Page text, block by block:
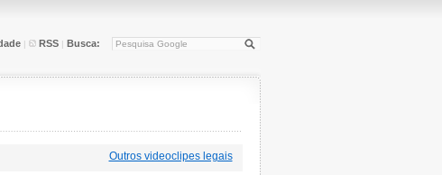
| RSS| Busca:
Outros videoclipes legais